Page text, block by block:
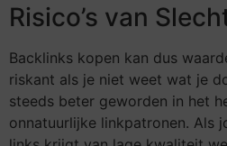
Risico’s van
Backlinks kopen kan dus
riskant als je niet weet wat je
steeds beter geworden in het
onnatuurlijke linkpatronen. Als